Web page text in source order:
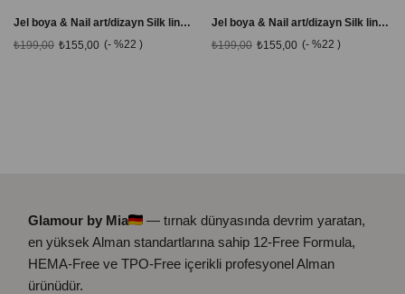
Jel boya & Nail art/dizayn Silk line 04 lacivert 6 ml.
₺155,00
₺199,00 %22
Jel boya & Nail art/dizayn Silk line 05 pembe 6 ml. Örümcek ağı
₺155,00
₺199,00 %22
Glamour by Mia
— tırnak dünyasında devrim yaratan,
en yüksek Alman standartlarına sahip 12-Free Formula,
HEMA-Free ve TPO-Free içerikli profesyonel Alman
ürünüdür.